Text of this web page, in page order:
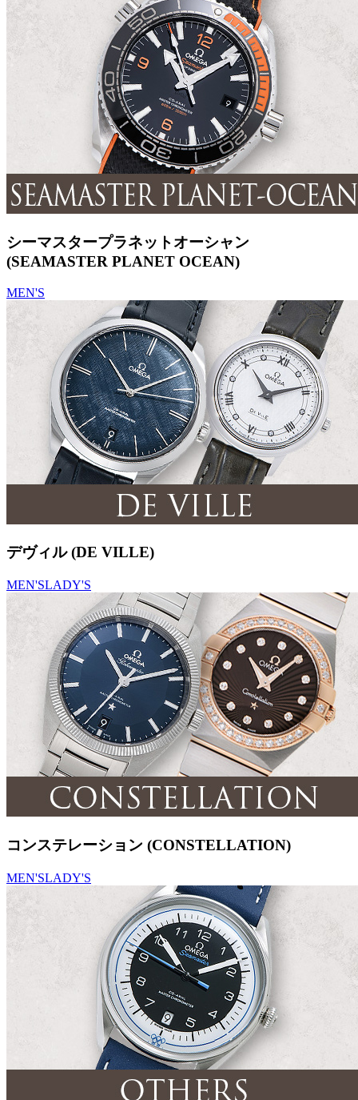
シーマスタープラネットオーシャン
(SEAMASTER PLANET OCEAN)
MEN'S
デヴィル (DE VILLE)
MEN'SLADY'S
コンステレーション (CONSTELLATION)
MEN'SLADY'S